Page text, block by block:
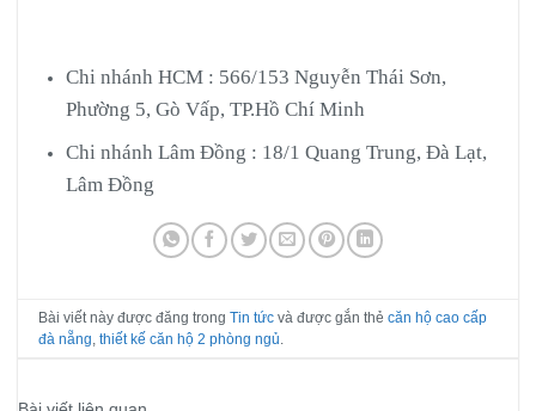
Chi nhánh HCM : 566/153 Nguyễn Thái Sơn,
Phường 5, Gò Vấp, TP.Hồ Chí Minh
Chi nhánh Lâm Đồng : 18/1 Quang Trung, Đà Lạt,
Lâm Đồng
Bài viết này được đăng trongTin tức và được gắn thẻcăn hộ cao cấp
đà nẵng ,thiết kế căn hộ 2 phòng ngủ